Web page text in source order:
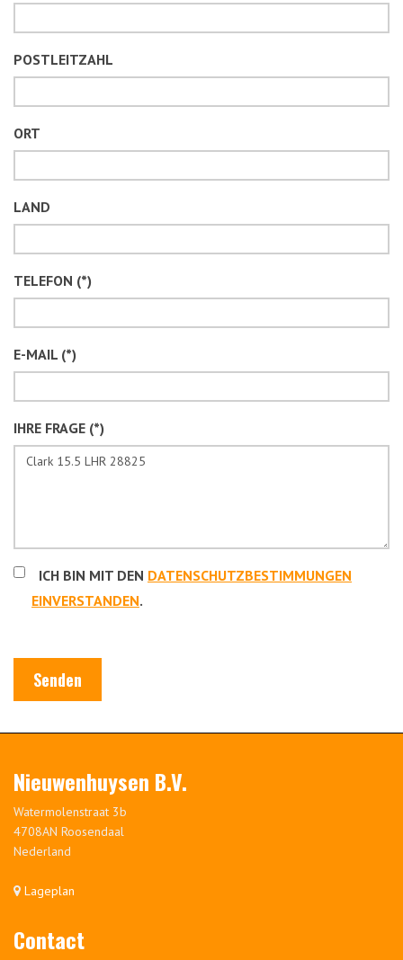
POSTLEITZAHL
ORT
LAND
TELEFON (*)
E-MAIL (*)
IHRE FRAGE (*)
ICH BIN MIT DEN DATENSCHUTZBESTIMMUNGEN
EINVERSTANDEN.
Senden
Nieuwenhuysen B.V.
Watermolenstraat 3b
4708AN Roosendaal
Nederland
Lageplan
Contact